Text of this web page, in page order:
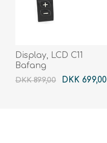
Display, LCD C11
Bafang
DKK 899,00 DKK 699,00